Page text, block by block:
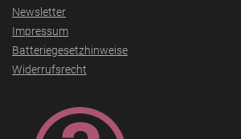
Newsletter
Impressum
Batteriegesetzhinweise
Widerrufsrecht